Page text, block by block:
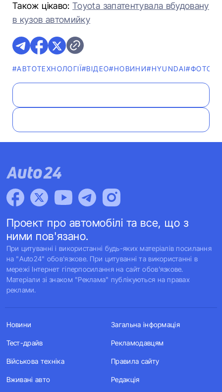
Також цікаво:Toyota запатентувала вбудовану
в кузов автомийку
#АВТОТЕХНОЛОГІЇ#ВІДЕО#НОВИНИ#HYUNDAI#ФОТО
Проект про автомобілі та все, що з
ними пов'язано.
При цитуванні і використанні будь-яких матеріалів посилання
на "Auto24" обов'язкове. При цитуванні та використанні в
мережі Інтернет гіперпосилання на сайт обов'язкове.
Матеріали зі знаком "Реклама" публікуються на правах
реклами.
Новини
Тест-драйв
Військова техніка
Вживані авто
Загальна інформація
Рекламодавцям
Правила сайту
Редакція